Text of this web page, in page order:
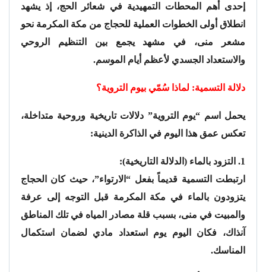
إحدى أهم المحطات التمهيدية في شعائر الحج، إذ يشهد
انطلاق أولى الخطوات العملية للحجاج من مكة المكرمة نحو
مشعر منى، في مشهد يجمع بين التنظيم الروحي
والاستعداد الجسدي لأعظم أيام الموسم.
دلالة التسمية: لماذا سُمّي بيوم التروية؟
يحمل اسم “يوم التروية” دلالات تاريخية وروحية متداخلة،
تعكس عمق هذا اليوم في الذاكرة الدينية:
1. التزود بالماء (الدلالة التاريخية):
ارتبطت التسمية قديماً بفعل “الارتواء”، حيث كان الحجاج
يتزودون بالماء في مكة المكرمة قبل التوجه إلى عرفة
والمبيت في منى، بسبب قلة مصادر المياه في تلك المناطق
آنذاك، فكان اليوم يوم استعداد مادي لضمان استكمال
المناسك.